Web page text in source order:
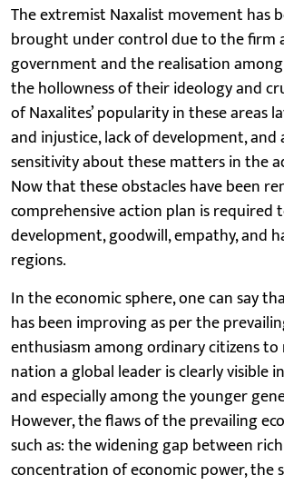
The extremist Naxalist movement has
brought under control due to the firm
government and the realisation
the hollowness of their ideology and
of Naxalites’ popularity in these areas
and injustice, lack of development, and
sensitivity about these matters in the
Now that these obstacles have been
comprehensive action plan is required
development, goodwill, empathy, and
regions.
In the economic sphere, one can say
has been improving as per the
enthusiasm among ordinary citizens
nation a global leader is clearly visible
and especially among the younger
However, the flaws of the prevailing
such as: the widening gap between
concentration of economic power,